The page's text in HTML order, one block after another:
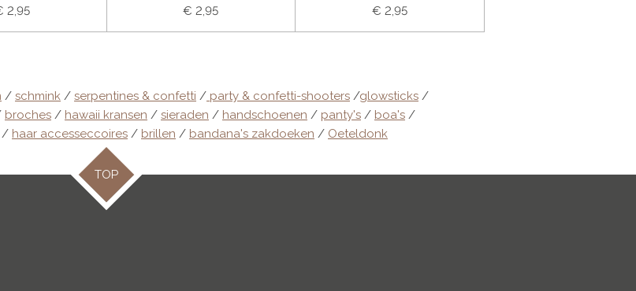
2,95 € 2,95 € 2,95
/ schmink / serpentines & confetti / party & confetti-shooters /glowsticks /
broches / hawaii kransen / sieraden / handschoenen / panty's / boa's /
/ haar accesseccoires / brillen / bandana's zakdoeken / Oeteldonk
TOP